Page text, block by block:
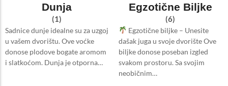
Dunja
(1)
Sadnice dunje idealne su za uzgoj
u vašem dvorištu. Ove voćke
donose plodove bogate aromom
i slatkoćom. Dunja je otporna…
Egzotične Biljke
(6)
Egzotične biljke – Unesite
dašak juga u svoje dvorište Ove
biljke donose poseban izgled
svakom prostoru. Sa svojim
neobičnim…